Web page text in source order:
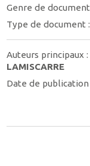
Genre de document
Type de document
Auteurs principaux :
LAMISCARRE
Date de publication